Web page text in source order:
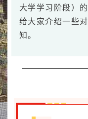
大学学习阶段）的
给大家介绍一些对
知。